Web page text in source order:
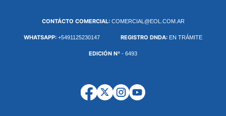
CONTÁCTO COMERCIAL: COMERCIAL@EOL.COM.AR
WHATSAPP: +5491125230147 REGISTRO DNDA: EN TRÁMITE
EDICIÓN Nº - 6493